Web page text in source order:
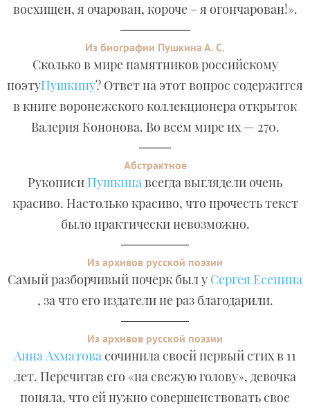
восхищен, я очарован, короче – я огончарован!».
Из биографии Пушкина А. С.
Сколько в мире памятников российскому
поэтуПушкину? Ответ на этот вопрос содержится
в книге воронежского коллекционера открыток
Валерия Кононова. Во всем мире их — 270.
Абстрактное
Рукописи Пушкинавсегда выглядели очень
красиво. Настолько красиво, что прочесть текст
было практически невозможно.
Из архивов русской поэзии
Самый разборчивый почерк был у Сергея Есенина
, за что его издатели не раз благодарили.
Из архивов русской поэзии
Анна Ахматовасочинила своей первый стих в 11
лет. Перечитав его «на свежую голову», девочка
поняла, что ей нужно совершенствовать свое